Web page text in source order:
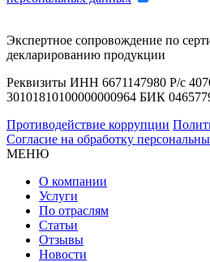
Экспертное сопровождение по
декларированию продукции
Реквизиты ИНН 6671147980 Р/с
30101810100000000964 БИК
Противодействие коррупции
Согласие на обработку
МЕНЮ
О компании
Услуги
По отраслям
Статьи
Отзывы
Новости